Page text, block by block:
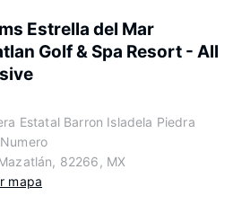
Estrella del Mar
Golf & Spa Resort - All
Estatal Barron Isladela Piedra
82266, MX
mapa